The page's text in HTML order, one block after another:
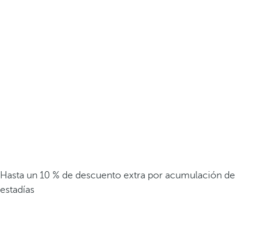
Hasta un 10 % de descuento extra por acumulación de
estadías